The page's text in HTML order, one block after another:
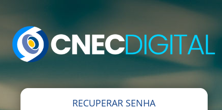
RECUPERAR SENHA